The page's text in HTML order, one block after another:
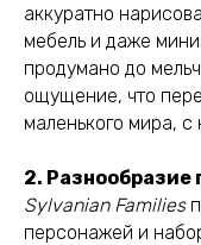
аккуратно
мебель и даже
продумано до
ощущение, что
маленького мира,
2. Разнообразие
Sylvanian Families
персонажей и